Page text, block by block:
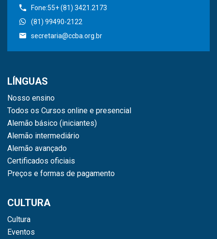
Fone:55+ (81) 3421.2173
(81) 99490-2122
secretaria@ccba.org.br
LÍNGUAS
Nosso ensino
Todos os Cursos online e presencial
Alemão básico (iniciantes)
Alemão intermediário
Alemão avançado
Certificados oficiais
Preços e formas de pagamento
CULTURA
Cultura
Eventos